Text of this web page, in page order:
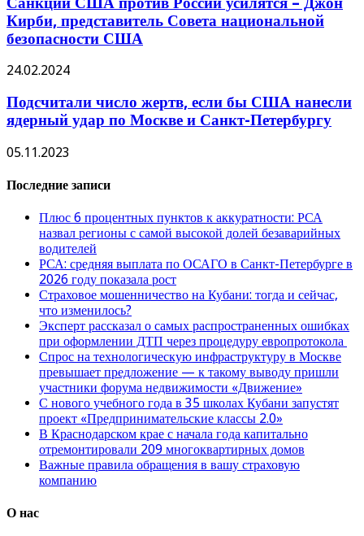
Кирби, представитель Совета национальной
безопасности США
24.02.2024
Подсчитали число жертв, если бы США нанесли
ядерный удар по Москве и Санкт-Петербургу
05.11.2023
Последние записи
Плюс 6 процентных пунктов к аккуратности: РСА
назвал регионы с самой высокой долей безаварийных
водителей
РСА: средняя выплата по ОСАГО в Санкт-Петербурге в
2026 году показала рост
Страховое мошенничество на Кубани: тогда и сейчас,
что изменилось?
Эксперт рассказал о самых распространенных ошибках
при оформлении ДТП через процедуру европротокола
Спрос на технологическую инфраструктуру в Москве
превышает предложение — к такому выводу пришли
участники форума недвижимости «Движение»
С нового учебного года в 35 школах Кубани запустят
проект «Предпринимательские классы 2.0»
В Краснодарском крае с начала года капитально
отремонтировали 209 многоквартирных домов
Важные правила обращения в вашу страховую
компанию
О нас